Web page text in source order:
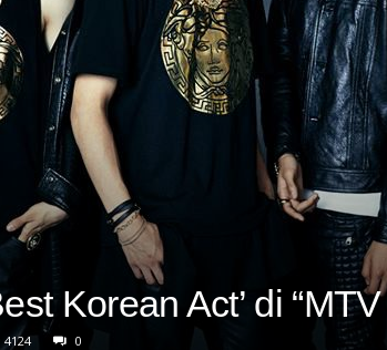
Korean Act’ di
4124 0